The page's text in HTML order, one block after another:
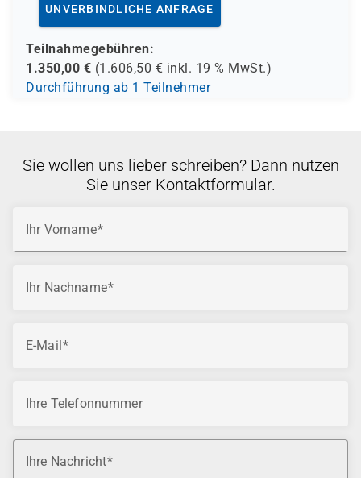
UNVERBINDLICHE ANFRAGE
Teilnahmegebühren:
1.350,00 € (1.606,50 € inkl. 19 % MwSt.)
Durchführung ab 1 Teilnehmer
Sie wollen uns lieber schreiben? Dann nutzen
Sie unser Kontaktformular.
Ihr Vorname
Ihr Nachname
E-Mail
Ihre Telefonnummer
Ihre Nachricht